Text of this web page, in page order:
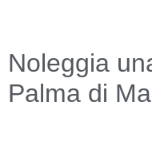
Noleggia
Palma di